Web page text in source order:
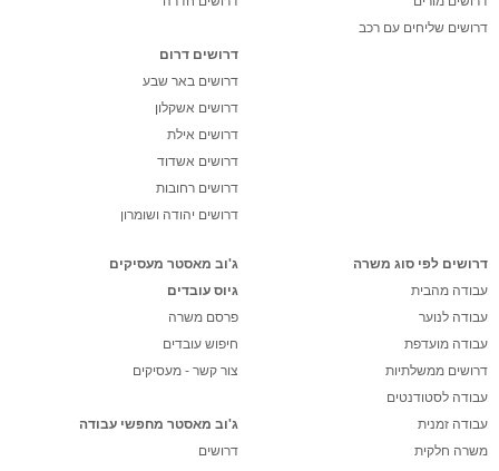
דרושים שליחים עם רכב
דרושים דרום
דרושים באר שבע
דרושים אשקלון
דרושים אילת
דרושים אשדוד
דרושים רחובות
דרושים יהודה ושומרון
דרושים לפי סוג משרה
עבודה מהבית
עבודה לנוער
עבודה מועדפת
דרושים ממשלתיות
עבודה לסטודנטים
עבודה זמנית
משרה חלקית
ג'וב מאסטר מעסיקים
גיוס עובדים
פרסם משרה
חיפוש עובדים
צור קשר - מעסיקים
ג'וב מאסטר מחפשי עבודה
דרושים